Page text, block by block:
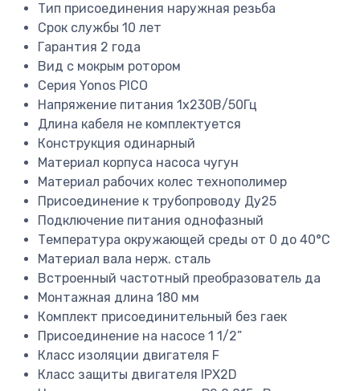
Тип присоединения наружная резьба
Срок службы 10 лет
Гарантия 2 года
Вид с мокрым ротором
Серия Yonos PICO
Напряжение питания 1х230В/50Гц
Длина кабеля не комплектуется
Конструкция одинарный
Материал корпуса насоса чугун
Материал рабочих колес технополимер
Присоединение к трубопроводу Ду25
Подключение питания однофазный
Температура окружающей среды от 0 до 40°C
Материал вала нерж. сталь
Встроенный частотный преобразователь да
Монтажная длина 180 мм
Комплект присоединительный без гаек
Присоединение на насосе 1 1/2”
Класс изоляции двигателя F
Класс защиты двигателя IPX2D